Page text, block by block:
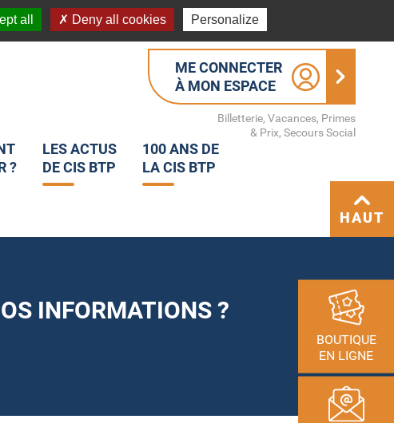
:
ME CONNECTER
À MON ESPACE
Billetterie, Vacances, Primes
& Prix, Secours Social
?
LES ACTUS
DE CIS BTP
100 ANS DE
LA CIS BTP
BOUTIQUE
EN LIGNE
HAUT
INFORMATIONS ?
all Deny all cookies Personalize